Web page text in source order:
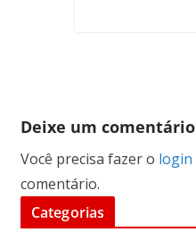
Deixe um comentário
Você precisa fazer o login
comentário.
Categorias